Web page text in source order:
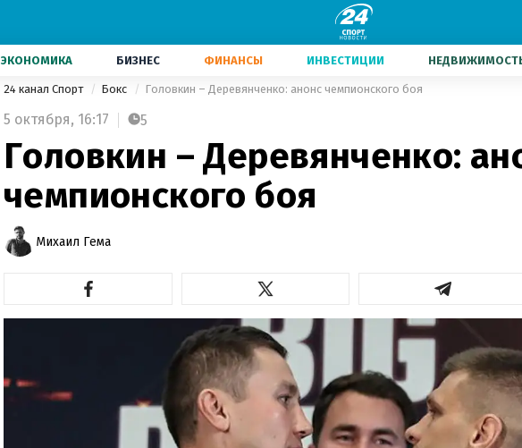
ЭКОНОМИКА БИЗНЕС ФИНАНСЫ ИНВЕСТИЦИИ
24 канал Спорт Бокс Головкин – Деревянченко: анонс чемпионского боя
5 октября, 16:17 5
Головкин – Деревянченко:
чемпионского боя
Михаил Гема